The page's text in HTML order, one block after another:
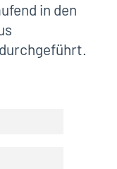
in den